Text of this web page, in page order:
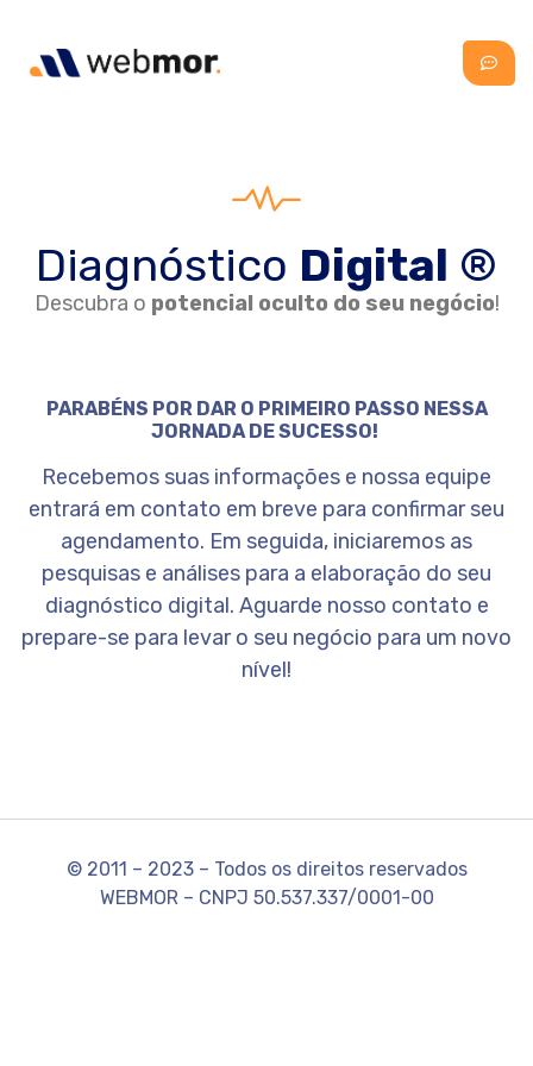
Diagnóstico Digital ®
Descubra o potencial oculto do seu negócio!
PARABÉNS POR DAR O PRIMEIRO PASSO NESSA
JORNADA DE SUCESSO!
Recebemos suas informações e nossa equipe
entrará em contato em breve para confirmar seu
agendamento. Em seguida, iniciaremos as
pesquisas e análises para a elaboração do seu
diagnóstico digital. Aguarde nosso contato e
prepare-se para levar o seu negócio para um novo
nível!
© 2011 – 2023 – Todos os direitos reservados
WEBMOR – CNPJ 50.537.337/0001-00